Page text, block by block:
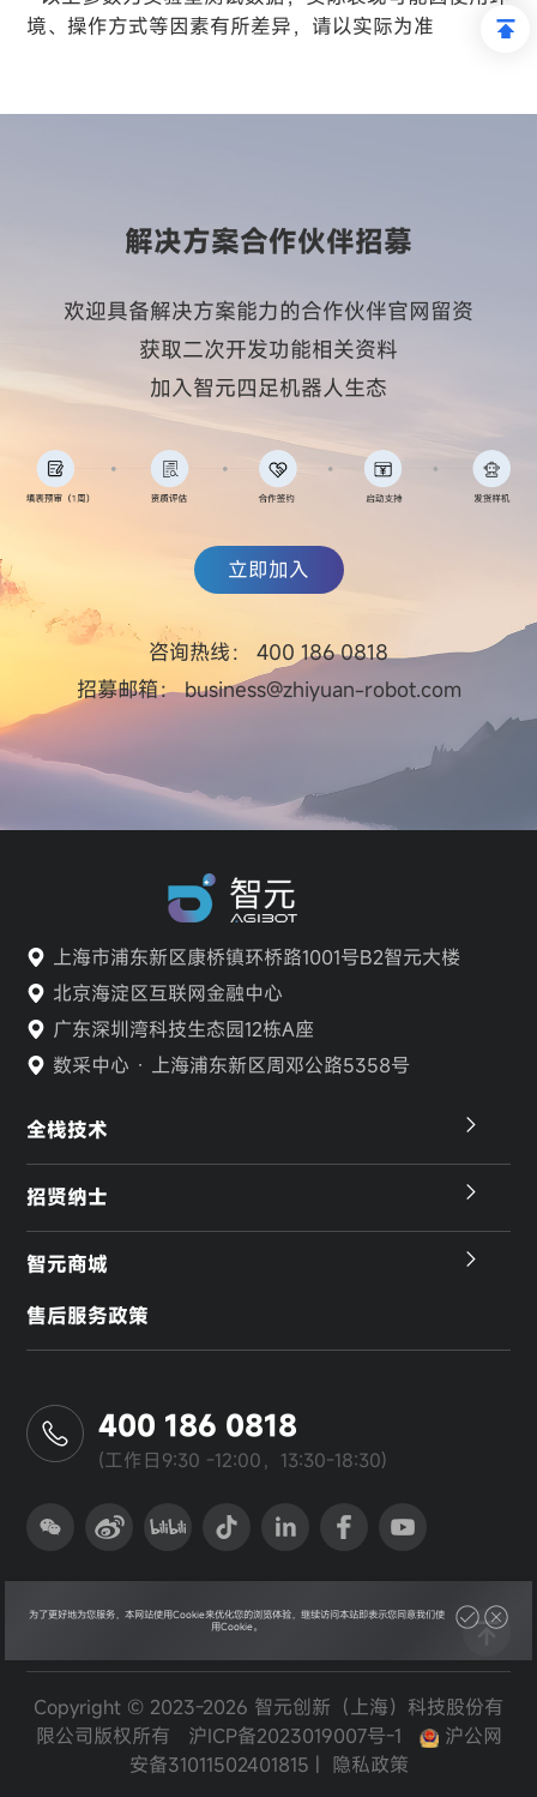
境、操作方式等因素有所差异，请以实际为准
解决方案合作伙伴招募
欢迎具备解决方案能力的合作伙伴官网留资
获取二次开发功能相关资料
加入智元四足机器人生态
立即加入
咨询热线： 400 186 0818
招募邮箱：business@zhiyuan-robot.com
为了更好地为您服务，本网站使用Cookie来优化您的浏览体验，继续访问本站即表示您同意我们使
用Cookie。
上海市浦东新区康桥镇环桥路1001号B2智元大楼
北京海淀区互联网金融中心
广东深圳湾科技生态园12栋A座
数采中心 · 上海浦东新区周邓公路5358号
全栈技术
智元商城
售后服务政策
招贤纳士
400 186 0818
(工作日9:30 -12:00，13:30-18:30)
Copyright © 2023-2026 智元创新（上海）科技股份有
限公司版权所有 沪ICP备2023019007号-1
沪公网
安备31011502401815 | 隐私政策